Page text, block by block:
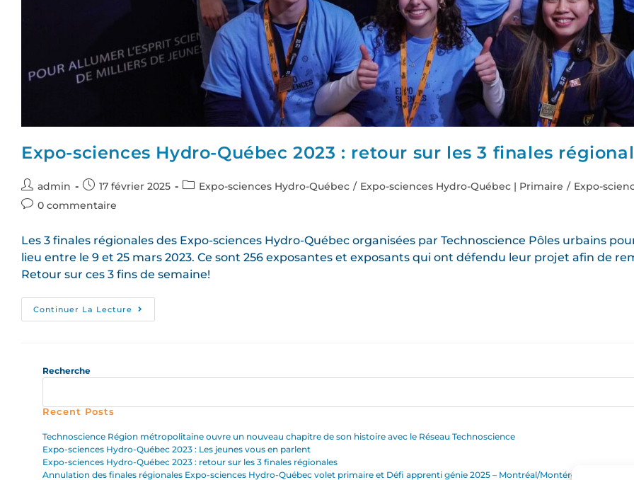
Expo-sciences Hydro-Québec 2023 : retour sur les 3 finales
admin 17 février 2025 Expo-sciences Hydro-Québec / Expo-sciences Hydro-Québec | Primaire / Expo-
0 commentaire
Les 3 finales régionales des Expo-sciences Hydro-Québec organisées par Technoscience Pôles urbains
lieu entre le 9 et 25 mars 2023. Ce sont 256 exposantes et exposants qui ont défendu leur projet afin de
Retour sur ces 3 fins de semaine!
Continuer La Lecture
Recherche
Recent Posts
Technoscience Région métropolitaine ouvre un nouveau chapitre de son histoire avec le Réseau Technoscience
Expo-sciences Hydro-Québec 2023 : Les jeunes vous en parlent
Expo-sciences Hydro-Québec 2023 : retour sur les 3 finales régionales
Annulation des finales régionales Expo-sciences Hydro-Québec volet primaire et Défi apprenti génie 2025 – Montréal/Montérégie/Rive-nord